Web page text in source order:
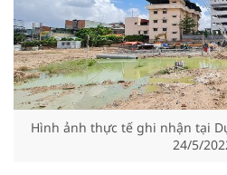
Hình ảnh thực tế ghi nhận tại
24/5/